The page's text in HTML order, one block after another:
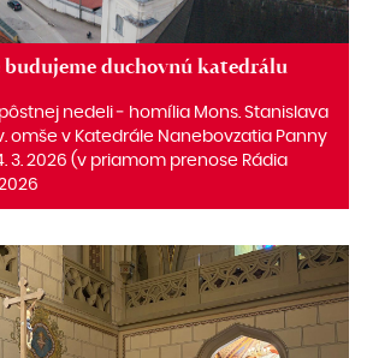
budujeme duchovnú katedrálu
nedeli ‒ homília Mons. Stanislava
omše v Katedrále Nanebovzatia Panny
3. 2026 (v priamom prenose Rádia